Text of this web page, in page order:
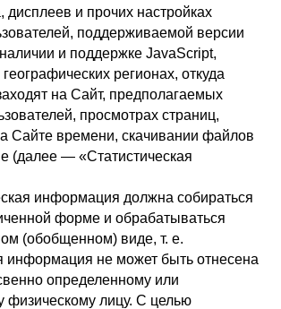
дисплеев и прочих настройках
поддерживаемой версии
и поддержке JavaScript,
регионах, откуда
на Сайт, предполагаемых
просмотрах страниц,
Сайте времени, скачивании файлов
(далее — «Статистическая
информация должна собираться
форме и обрабатываться
(обобщенном) виде, т. е.
информация не может быть отнесена
определенному или
физическому лицу. С целью